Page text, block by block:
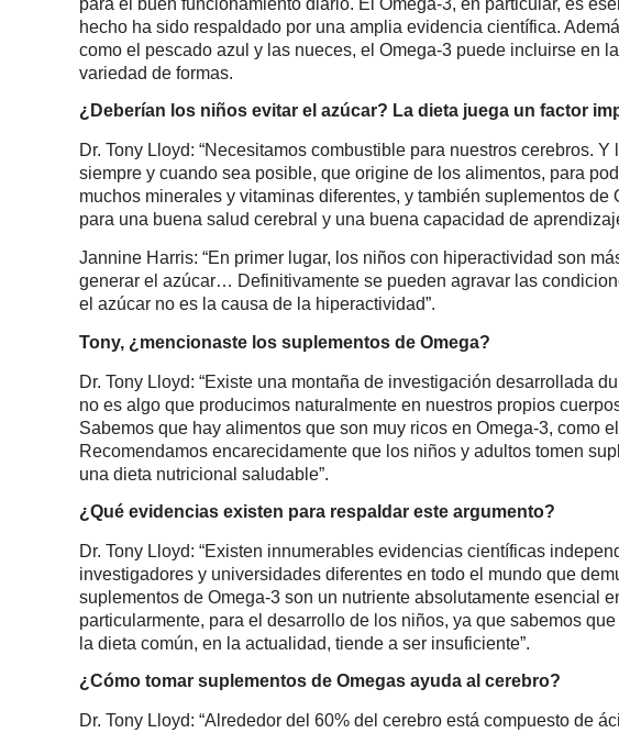
hecho ha sido respaldado por una amplia evidencia científica.
como el pescado azul y las nueces, el Omega-3 puede incluirse en
variedad de formas.
¿Deberían los niños evitar el azúcar? La dieta juega un factor
Dr. Tony Lloyd: “Necesitamos combustible para nuestros cerebros.
siempre y cuando sea posible, que origine de los alimentos, para
muchos minerales y vitaminas diferentes, y también suplementos
para una buena salud cerebral y una buena capacidad de
Jannine Harris: “En primer lugar, los niños con hiperactividad son
generar el azúcar… Definitivamente se pueden agravar las
el azúcar no es la causa de la hiperactividad”.
Tony, ¿mencionaste los suplementos de Omega?
Dr. Tony Lloyd: “Existe una montaña de investigación desarrollada
no es algo que producimos naturalmente en nuestros propios
Sabemos que hay alimentos que son muy ricos en Omega-3, como
Recomendamos encarecidamente que los niños y adultos tomen
una dieta nutricional saludable”.
¿Qué evidencias existen para respaldar este argumento?
Dr. Tony Lloyd: “Existen innumerables evidencias científicas
investigadores y universidades diferentes en todo el mundo que
suplementos de Omega-3 son un nutriente absolutamente esencial
particularmente, para el desarrollo de los niños, ya que sabemos
la dieta común, en la actualidad, tiende a ser insuficiente”.
¿Cómo tomar suplementos de Omegas ayuda al cerebro?
Dr. Tony Lloyd: “Alrededor del 60% del cerebro está compuesto de